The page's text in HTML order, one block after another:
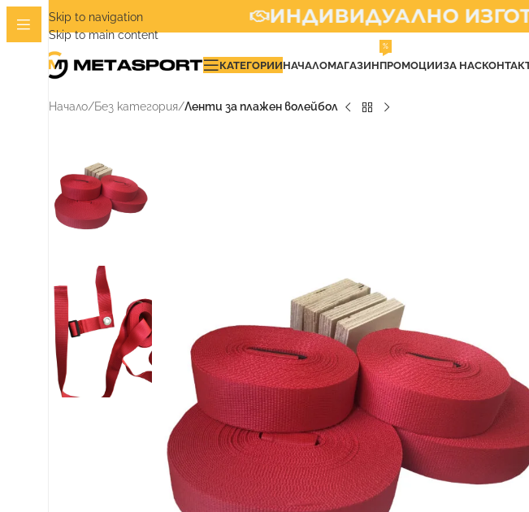
Skip to navigation
Skip to main content
ИНДИВИДУАЛНО
КАТЕГОРИИНАЧАЛОМАГАЗИНПРОМОЦИИ
%
ЗА НАС
Начало/Без категория/Ленти за плажен волейбол